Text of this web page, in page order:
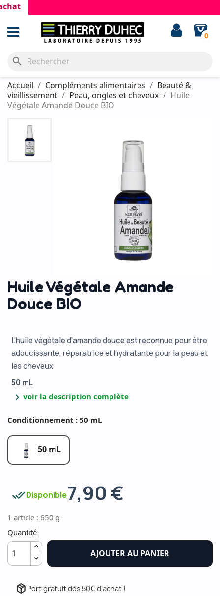
0
search
Accueil Compléments alimentaires
Beauté &
vieillissement
Peau, ongles et cheveux
Huile
Végétale Amande Douce BIO
Huile Végétale Amande
Douce BIO
L'huile végétale d'amande douce est reconnue pour être
adoucissante, réparatrice et hydratante pour la peau et
les cheveux
50 mL
chevron_right voir la description complète
Conditionnement : 50 mL
50 mL
done_allDisponible7,90 €
1 article : 650 g
Quantité
AJOUTER AU PANIER
package_2 Port gratuit dès 50€ d'achat !